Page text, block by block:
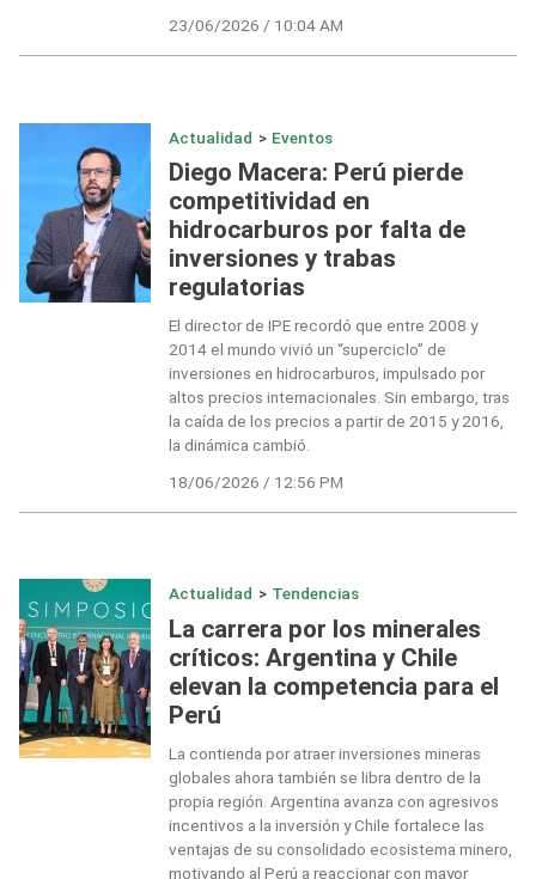
23/06/2026 / 10:04 AM
Actualidad > Eventos
Diego Macera: Perú pierde
competitividad en
hidrocarburos por falta de
inversiones y trabas
regulatorias
El director de IPE recordó que entre 2008 y
2014 el mundo vivió un “superciclo” de
inversiones en hidrocarburos, impulsado por
altos precios internacionales. Sin embargo, tras
la caída de los precios a partir de 2015 y 2016,
la dinámica cambió.
18/06/2026 / 12:56 PM
Actualidad > Tendencias
La carrera por los minerales
críticos: Argentina y Chile
elevan la competencia para el
Perú
La contienda por atraer inversiones mineras
globales ahora también se libra dentro de la
propia región. Argentina avanza con agresivos
incentivos a la inversión y Chile fortalece las
ventajas de su consolidado ecosistema minero,
motivando al Perú a reaccionar con mayor